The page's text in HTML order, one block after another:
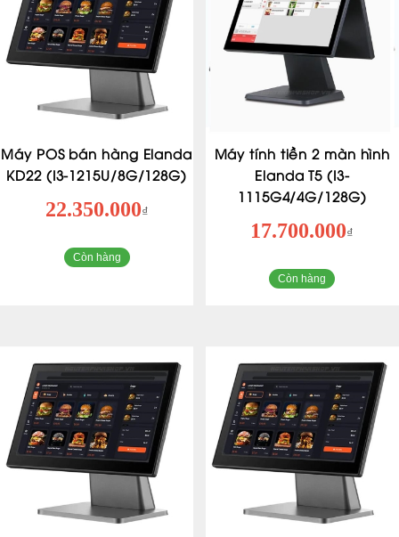
Máy POS bán hàng Elanda
KD22 (I3-1215U/8G/128G)
22.350.000₫
Còn hàng
Máy tính tiền 2 màn hình
Elanda T5 (I3-
1115G4/4G/128G)
17.700.000₫
Còn hàng